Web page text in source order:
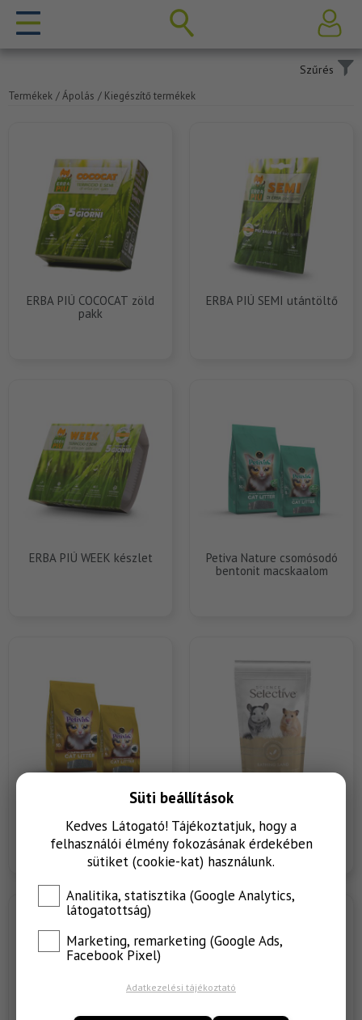
Szűrés
Termékek / Ápolás / Kiegészítő termékek
ERBA PIÚ COCOCAT zöld
pakk
ERBA PIÚ SEMI utántöltő
ERBA PIÚ WEEK készlet
Petiva Nature csomósodó
bentonit macskaalom
csomósodó macskaalom
aktív szénnel
Fürdőhomok
Süti beállítások
Kedves Látogató! Tájékoztatjuk, hogy a
felhasználói élmény fokozásának érdekében
sütiket (cookie-kat) használunk.
Analitika, statisztika (Google Analytics,
látogatottság)
Marketing, remarketing (Google Ads,
Facebook Pixel)
Adatkezelési tájékoztató